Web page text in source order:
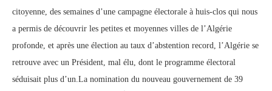
citoyenne, des semaines d’une campagne électorale à huis-clos qui nous
a permis de découvrir les petites et moyennes villes de l’Algérie
profonde, et après une élection au taux d’abstention record, l’Algérie se
retrouve avec un Président, mal élu, dont le programme électoral
séduisait plus d’un.La nomination du nouveau gouvernement de 39